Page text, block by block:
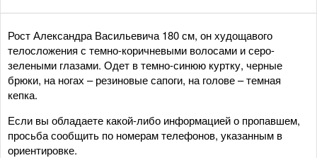
Рост Александра Васильевича 180 см, он худощавого
телосложения с темно-коричневыми волосами и серо-
зелеными глазами. Одет в темно-синюю куртку, черные
брюки, на ногах – резиновые сапоги, на голове – темная
кепка.
Если вы обладаете какой-либо информацией о пропавшем,
просьба сообщить по номерам телефонов, указанным в
ориентировке.